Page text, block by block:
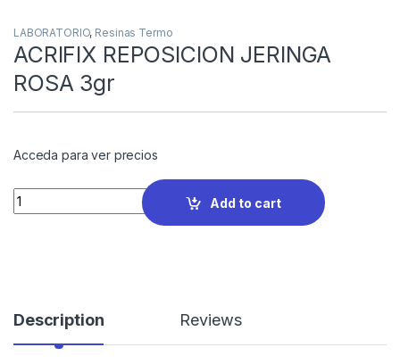
LABORATORIO, Resinas Termo
ACRIFIX REPOSICION JERINGA
ROSA 3gr
Acceda para ver precios
Quantity
Add to cart
Description Reviews